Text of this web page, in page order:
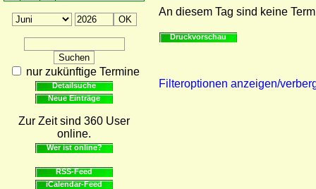
nur zukünftige Termine
Detailsuche
Neue Einträge
Zur Zeit sind 360 User
online.
Wer ist online?
RSS-Feed
iCalendar-Feed
An diesem Tag sind keine
Druckvorschau
Filteroptionen anzeigen/